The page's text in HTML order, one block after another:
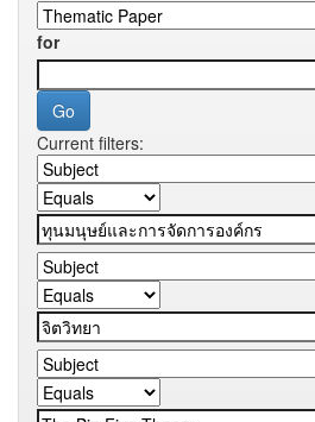
for
Current filters: